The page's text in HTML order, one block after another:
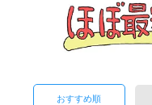
おすすめ順